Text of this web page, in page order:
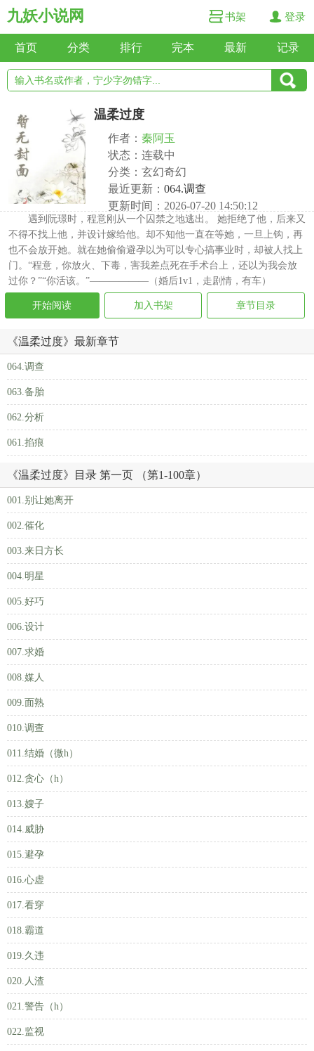
九妖小说网 书架 登录
首页 分类 排行 完本 最新 记录
温柔过度
作者： 秦阿玉
状态：连载中
分类：玄幻奇幻
最近更新： 064.调查
更新时间：2026-07-20 14:50:12
遇到阮璟时，程意刚从一个囚禁之地逃出。 她拒绝了他，后来又
不得不找上他，并设计嫁给他。却不知他一直在等她，一旦上钩，再
也不会放开她。就在她偷偷避孕以为可以专心搞事业时，却被人找上
门。“程意，你放火、下毒，害我差点死在手术台上，还以为我会放
过你？”“你活该。”——————（婚后1v1，走剧情，有车）
开始阅读 加入书架 章节目录
《温柔过度》最新章节
064.调查
063.备胎
062.分析
061.掐痕
《温柔过度》目录 第一页 （第1-100章）
001.别让她离开
002.催化
003.来日方长
004.明星
005.好巧
006.设计
007.求婚
008.媒人
009.面熟
010.调查
011.结婚（微h）
012.贪心（h）
013.嫂子
014.威胁
015.避孕
016.心虚
017.看穿
018.霸道
019.久违
020.人渣
021.警告（h）
022.监视